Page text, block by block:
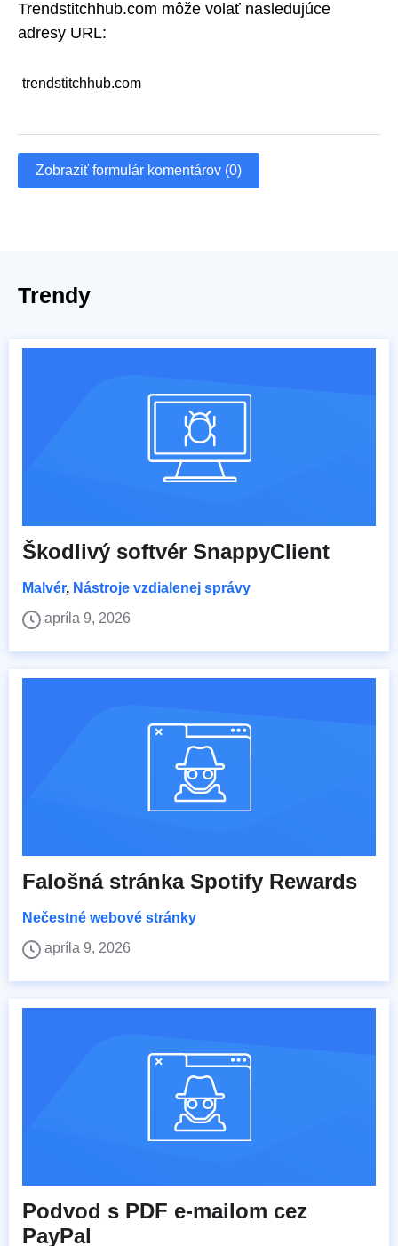
Trendstitchhub.com môže volať nasledujúce
adresy URL:
trendstitchhub.com
Zobraziť formulár komentárov (0)
Trendy
Škodlivý softvér SnappyClient
Malvér, Nástroje vzdialenej správy
apríla 9, 2026
Falošná stránka Spotify Rewards
Nečestné webové stránky
apríla 9, 2026
Podvod s PDF e-mailom cez
PayPal